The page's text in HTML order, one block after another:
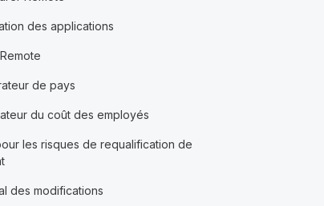
des applications
de pays
du coût des employés
les risques de requalification de
des modifications